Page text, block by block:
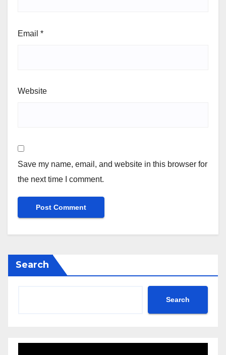
Email *
Website
Save my name, email, and website in this browser for
the next time I comment.
Search
Search